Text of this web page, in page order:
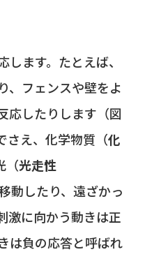
ます。たとえば、
、フェンスや壁をよ
応したりします（図
さえ、化学物質（化
（光走性
動したり、遠ざかっ
激に向かう動きは正
は負の応答と呼ばれ